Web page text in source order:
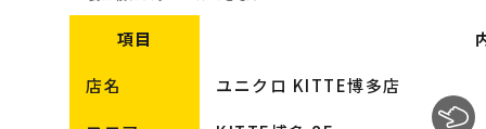
項目
店名 ユニクロ KITTE博多店